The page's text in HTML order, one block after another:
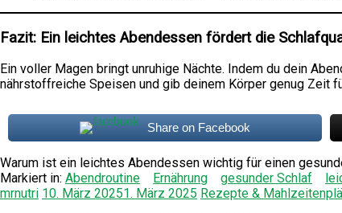
Fazit: Ein leichtes Abendessen fördert die
Ein voller Magen bringt unruhige Nächte. Indem du dein
nährstoffreiche Speisen und gib deinem Körper genug Zeit
Share on Facebook
Warum ist ein leichtes Abendessen wichtig für einen
Markiert in: Abendroutine Ernährung gesunder Schlaf
mrnutri 10. März 20251. März 2025 Rezepte &